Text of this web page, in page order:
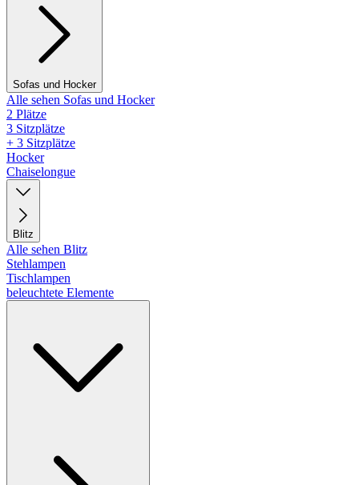
Sofas und Hocker
Alle sehen Sofas und Hocker
2 Plätze
3 Sitzplätze
+ 3 Sitzplätze
Hocker
Chaiselongue
Blitz
Alle sehen Blitz
Stehlampen
Tischlampen
beleuchtete Elemente